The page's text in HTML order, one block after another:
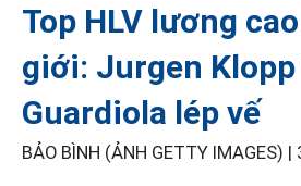
Top HLV lương
giới: Jurgen Klopp
Guardiola lép vế
BẢO BÌNH (ẢNH GETTY IMAGES) |